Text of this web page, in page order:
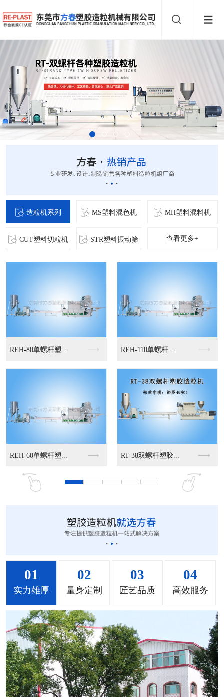
造粒机系列 MS塑料混色机 MH塑料混料机
CUT塑料切粒机 STR塑料振动筛 查看更多+
MS-立式混色机
MS-50立式混色机... MS-100立式混色...
MS-200立式混色...
MH-1000立式混... MH-2000塑料混...
01
实力雄厚
02
量身定制
03
匠艺品质
04
高效服务